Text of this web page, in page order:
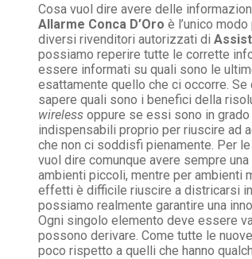
Cosa vuol dire avere delle
Allarme Conca D’Oro è l’unico
diversi rivenditori autorizzati di
possiamo reperire tutte le corrette
essere informati su quali sono le
esattamente quello che ci occorre.
sapere quali sono i benefici della
wireless oppure se essi sono in
indispensabili proprio per riuscire ad
che non ci soddisfi pienamente. Per
vuol dire comunque avere sempre
ambienti piccoli, mentre per ambienti
effetti è difficile riuscire a districarsi
possiamo realmente garantire una
Ogni singolo elemento deve essere
possono derivare. Come tutte le
poco rispetto a quelli che hanno